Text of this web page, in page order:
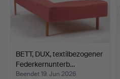
BETT, DUX, textilbezogener
Federkernunterb…
Beendet 19. Jun 2026